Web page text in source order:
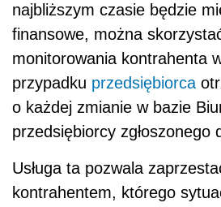
najbliższym czasie będzie
finansowe, można
monitorowania kontrahenta
przypadku przedsiębiorca
o każdej zmianie w bazie
przedsiębiorcy zgłoszonego
Usługa ta pozwala
kontrahentem, którego